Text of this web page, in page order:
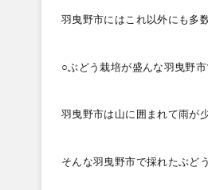
羽曳野市にはこれ以外にも多
○ぶどう栽培が盛んな羽曳野
羽曳野市は山に囲まれて雨が
そんな羽曳野市で採れたぶど